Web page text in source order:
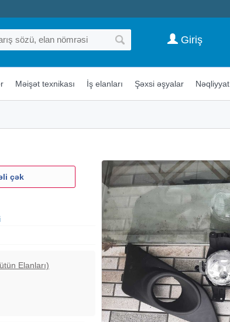
Giriş
Məişət texnikası İş elanları Şəxsi əşyalar Nəqliyyat
çək
Elanları)